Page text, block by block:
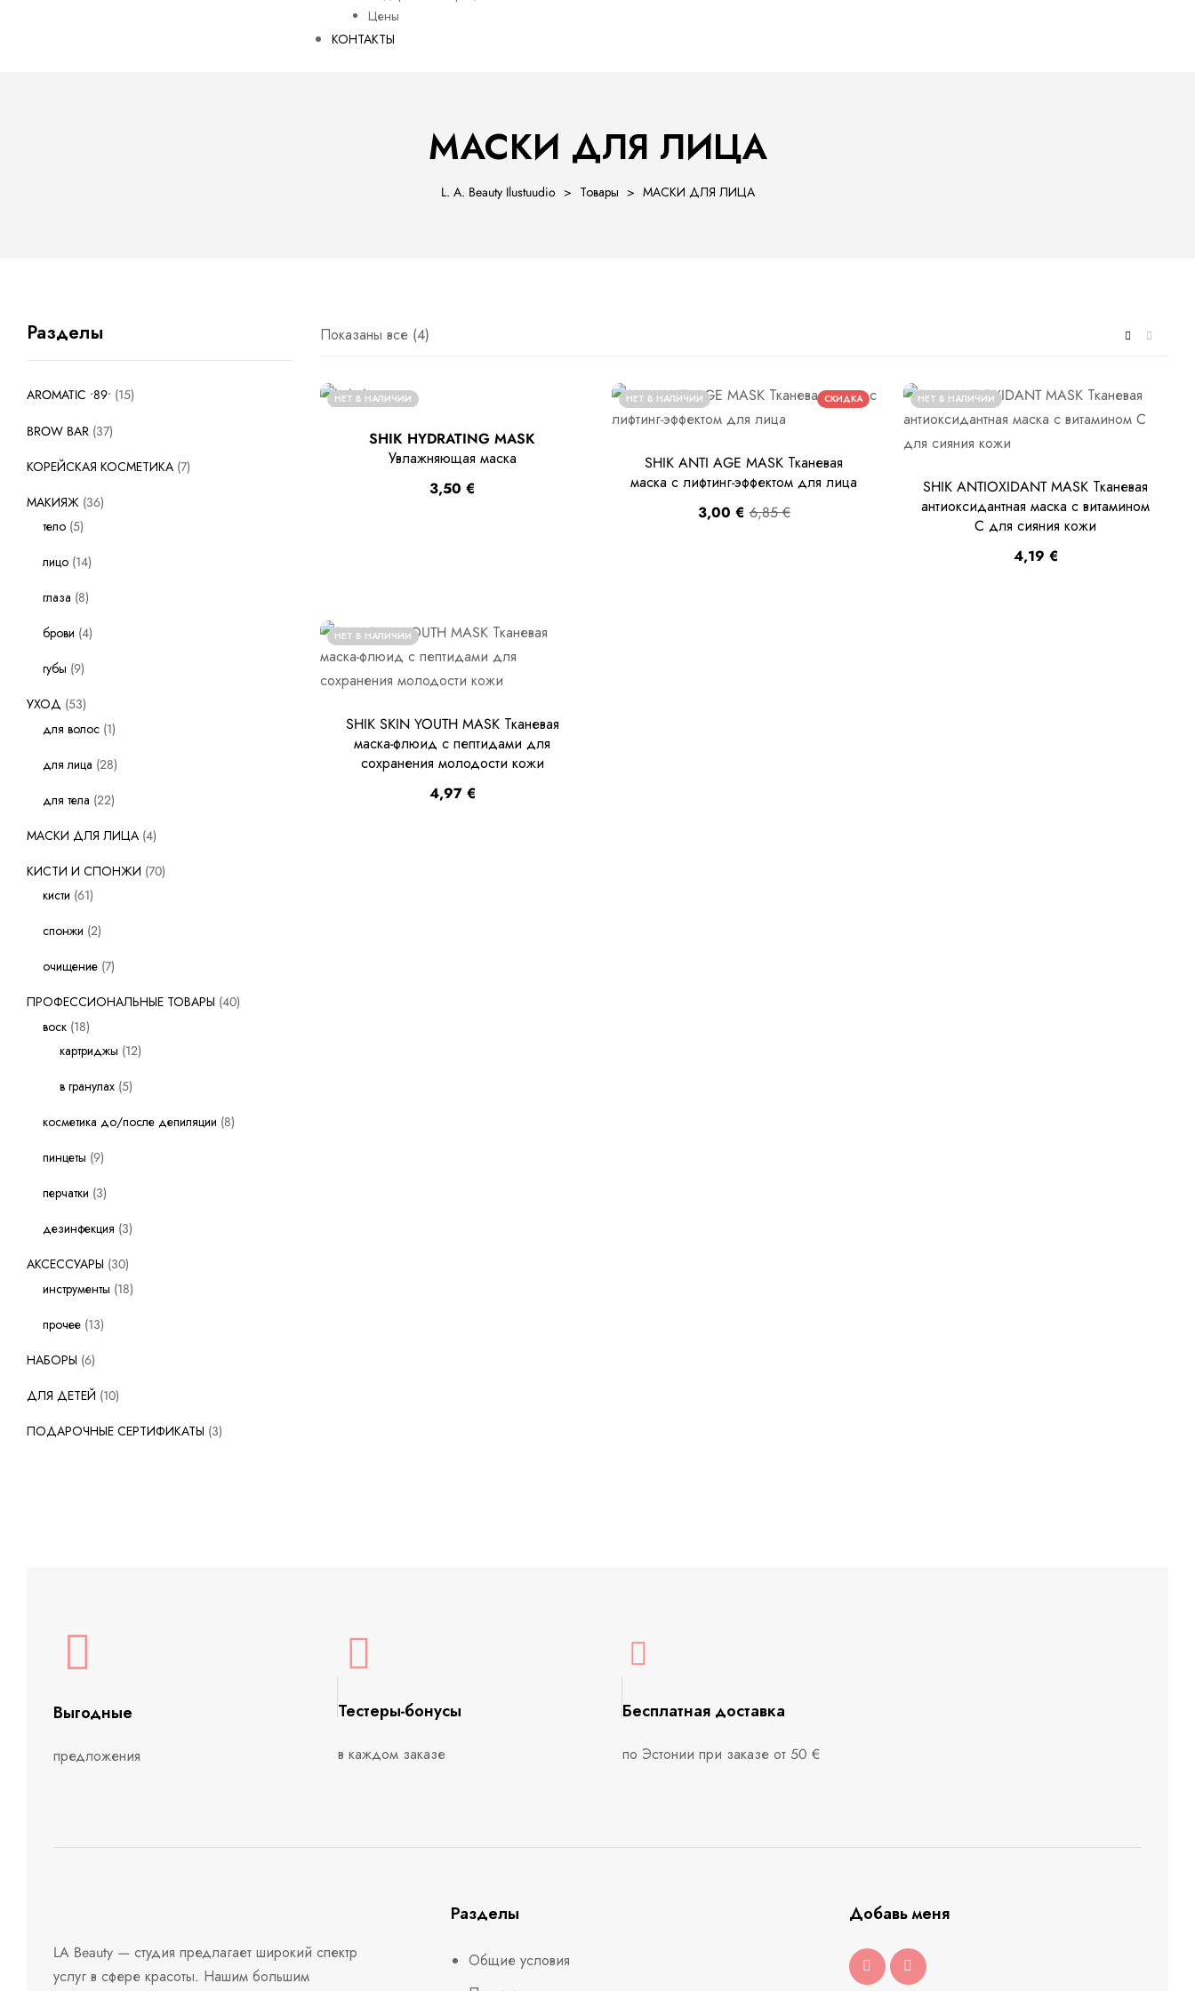
Цены
КОНТАКТЫ
МАСКИ ДЛЯ ЛИЦА
L. A. Beauty Ilustuudio > Товары > МАСКИ ДЛЯ ЛИЦА
Показаны все (4)
НЕТ В НАЛИЧИИ
SHIK HYDRATING MASK
Увлажняющая маска
3,50€
НЕТ В НАЛИЧИИ СКИДКА
SHIK ANTI AGE MASK Тканевая
маска с лифтинг-эффектом для лица
6,85€
3,00€
НЕТ В НАЛИЧИИ
SHIK ANTIOXIDANT MASK Тканевая
антиоксидантная маска с витамином
C для сияния кожи
4,19 €
НЕТ В НАЛИЧИИ
SHIK SKIN YOUTH MASK Тканевая
маска-флюид с пептидами для
сохранения молодости кожи
4,97 €
Разделы
AROMATIC •89• 15
BROW BAR 37
КОРЕЙСКАЯ КОСМЕТИКА 7
МАКИЯЖ 36
тело 5
лицо 14
глаза 8
брови 4
губы 9
УХОД 53
для волос 1
для лица 28
для тела 22
МАСКИ ДЛЯ ЛИЦА 4
КИСТИ И СПОНЖИ 70
кисти 61
спонжи 2
очищение 7
ПРОФЕССИОНАЛЬНЫЕ ТОВАРЫ 40
воск 18
картриджы 12
в гранулах 5
косметика до/после депиляции 8
пинцеты 9
перчатки 3
дезинфекция 3
АКСЕССУАРЫ 30
инструменты 18
прочее 13
НАБОРЫ 6
ДЛЯ ДЕТЕЙ 10
ПОДАРОЧНЫЕ СЕРТИФИКАТЫ 3
Выгодные
предложения
Тестеры-бонусы
в каждом заказе
Бесплатная доставка
по Эстонии при заказе от 50 €
LA Beauty — студия предлагает широкий спектр
услуг в сфере красоты. Нашим большим
Разделы
Общие условия
Добавь меня